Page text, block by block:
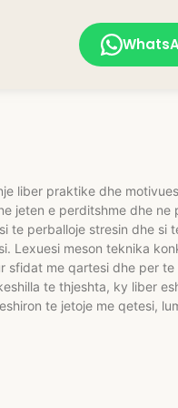
liber praktike dhe
jeten e perditshme dhe ne
te perballoje stresin dhe si
Lexuesi meson teknika
sfidat me qartesi dhe per te
te thjeshta, ky liber
te jetoje me qetesi,